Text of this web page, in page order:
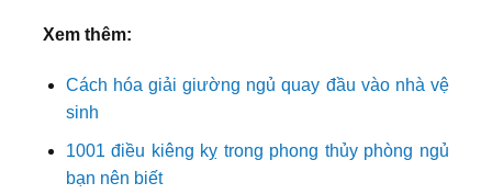
Xem thêm:
Cách hóa giải giường ngủ quay đầu vào nhà vệ
sinh
1001 điều kiêng kỵ trong phong thủy phòng ngủ
bạn nên biết